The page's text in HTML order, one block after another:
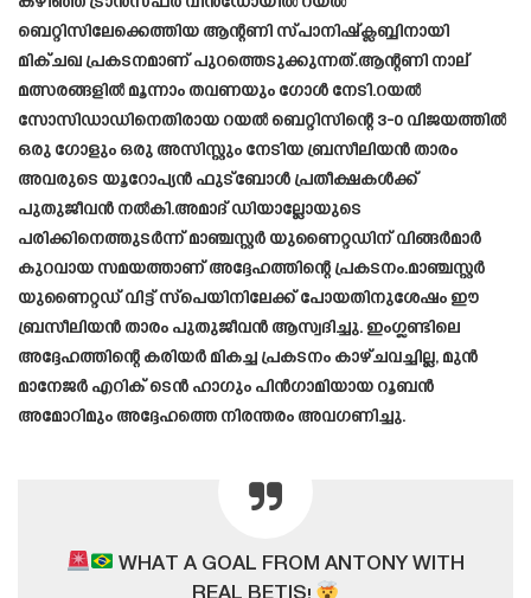
ബെറ്റിസിലേക്കെത്തിയ ആന്റണി സ്പാനിഷ്ക്ലബ്ബിനായി
മിക്ചഖ പ്രകടനമാണ് പുറത്തെടുക്കുന്നത്.ആന്റണി നാല്
മത്സരങ്ങളിൽ മൂന്നാം തവണയും ഗോൾ നേടി.റയൽ
സോസിഡാഡിനെതിരായ റയൽ ബെറ്റിസിന്റെ 3-0 വിജയത്തിൽ
ഒരു ഗോളും ഒരു അസിസ്റ്റും നേടിയ ബ്രസീലിയൻ താരം
അവരുടെ യൂറോപ്യൻ ഫുട്ബോൾ പ്രതീക്ഷകൾക്ക്
പുതുജീവൻ നൽകി.അമാദ് ഡിയാല്ലോയുടെ
പരിക്കിനെത്തുടർന്ന് മാഞ്ചസ്റ്റർ യുണൈറ്റഡിന് വിങ്ങർമാർ
കുറവായ സമയത്താണ് അദ്ദേഹത്തിന്റെ പ്രകടനം.മാഞ്ചസ്റ്റർ
യുണൈറ്റഡ് വിട്ട് സ്പെയിനിലേക്ക് പോയതിനുശേഷം ഈ
ബ്രസീലിയൻ താരം പുതുജീവൻ ആസ്വദിച്ചു. ഇംഗ്ലണ്ടിലെ
അദ്ദേഹത്തിന്റെ കരിയർ മികച്ച പ്രകടനം കാഴ്ചവച്ചില്ല, മുൻ
മാനേജർ എറിക് ടെൻ ഹാഗും പിൻഗാമിയായ റൂബൻ
അമോറിമും അദ്ദേഹത്തെ നിരന്തരം അവഗണിച്ചു.
WHAT A GOAL FROM ANTONY WITH